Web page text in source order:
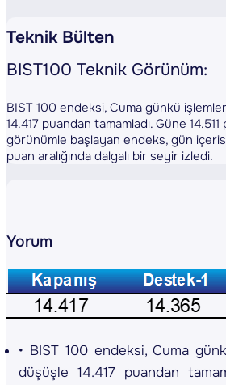
Teknik Bülten
BIST100 Teknik Görünüm:
BIST 100 endeksi, Cuma günkü
14.417 puandan tamamladı. Güne 14.511
görünümle başlayan endeks, gün
puan aralığında dalgalı bir seyir izledi.
Yorum
BIST 100 endeksi, Cuma
düşüşle 14.417 puandan